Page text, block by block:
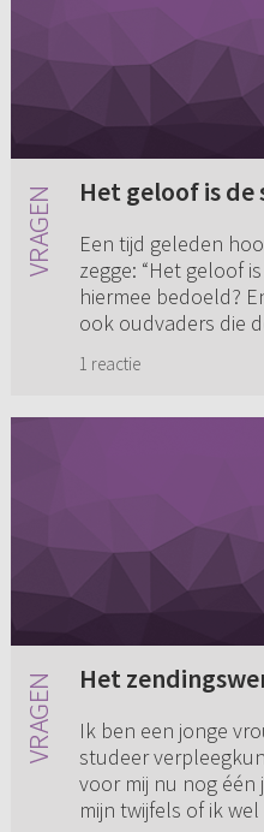
Het geloof is de
Een tijd geleden
zegge: “Het geloof
hiermee bedoeld?
ook oudvaders die
1 reactie
Het
Ik ben een jonge
studeer
voor mij nu nog één
mijn twijfels of ik